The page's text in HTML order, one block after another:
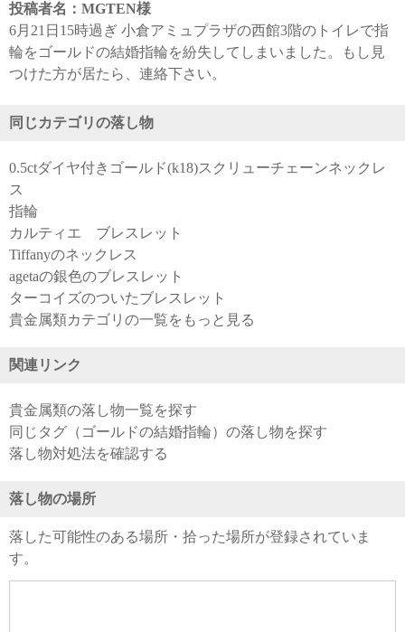
投稿者名：MGTEN様
6月21日15時過ぎ 小倉アミュプラザの西館3階のトイレで指
輪をゴールドの結婚指輪を紛失してしまいました。もし見
つけた方が居たら、連絡下さい。
同じカテゴリの落し物
0.5ctダイヤ付きゴールド(k18)スクリューチェーンネックレ
ス
指輪
カルティエ ブレスレット
Tiffanyのネックレス
agetaの銀色のブレスレット
ターコイズのついたブレスレット
貴金属類カテゴリの一覧をもっと見る
関連リンク
貴金属類の落し物一覧を探す
同じタグ（ゴールドの結婚指輪）の落し物を探す
落し物対処法を確認する
落し物の場所
落した可能性のある場所・拾った場所が登録されていま
す。